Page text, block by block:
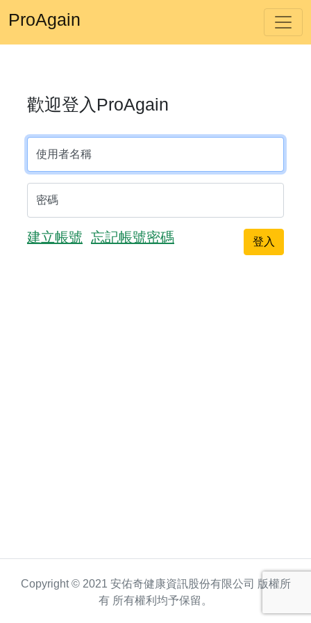
ProAgain
歡迎登入ProAgain
使用者名稱
密碼
建立帳號 忘記帳號密碼
Copyright © 2021 安佑奇健康資訊股份有限公司 版權所
有 所有權利均予保留。